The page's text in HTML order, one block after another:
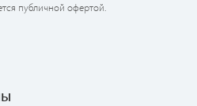
публичной офертой.